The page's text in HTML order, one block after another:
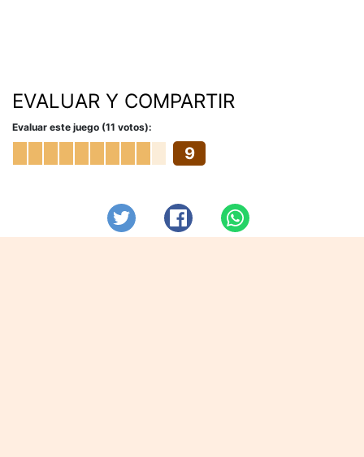
EVALUAR Y COMPARTIR
Evaluar este juego (11 votos):
9